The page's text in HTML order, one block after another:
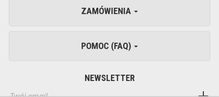
ZAMÓWIENIA
POMOC (FAQ)
NEWSLETTER